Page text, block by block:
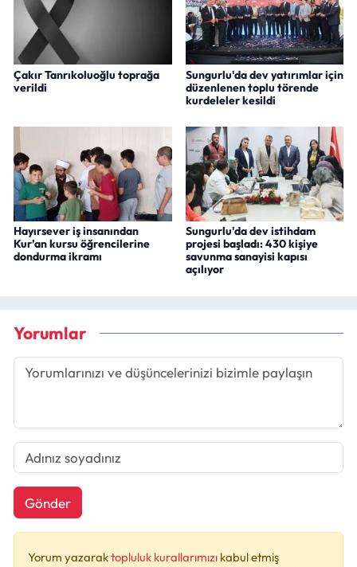
Çakır Tanrıkoluoğlu toprağa
verildi
Sungurlu'da dev yatırımlar için
düzenlenen toplu törende
kurdeleler kesildi
Hayırsever iş insanından
Kur’an kursu öğrencilerine
dondurma ikramı
Sungurlu'da dev istihdam
projesi başladı: 430 kişiye
savunma sanayisi kapısı
açılıyor
Yorumlar
Gönder
Yorum yazaraktopluluk kurallarımızı kabul etmiş